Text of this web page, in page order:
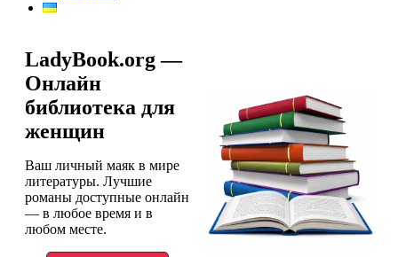
LadyBook.org —
Онлайн
библиотека для
женщин
Ваш личный маяк в мире
литературы. Лучшие
романы доступные онлайн
— в любое время и в
любом месте.